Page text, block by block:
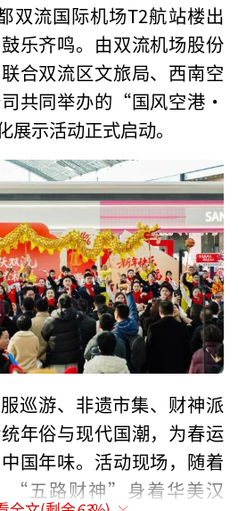
双流国际机场T2航站楼出
乐齐鸣。由双流机场股份
合双流区文旅局、西南空
共同举办的“国风空港·
示活动正式启动。
巡游、非遗市集、财神派
年俗与现代国潮，为春运
国年味。活动现场，随着
“五路财神”身着华美汉